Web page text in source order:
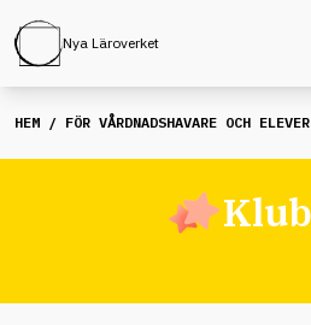
Nya Läroverket
HEM / FÖR VÅRDNADSHAVARE OCH ELEVER